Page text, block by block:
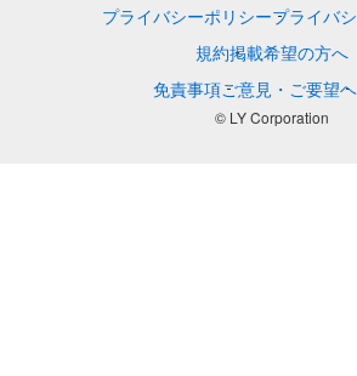
プライバシーポリシープライバ
規約掲載希望の方へ
免責事項ご意見・ご要望
© LY Corporation